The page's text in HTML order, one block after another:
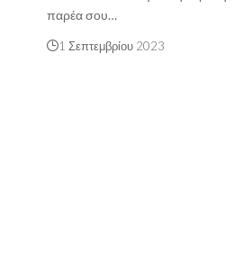
παρέα σου…
1 Σεπτεμβρίου 2023